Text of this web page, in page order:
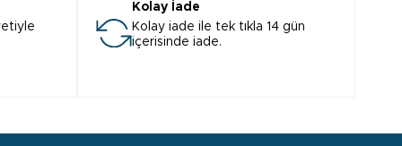
Kolay İade
Kolay iade ile tek tıkla 14 gün
içerisinde iade.